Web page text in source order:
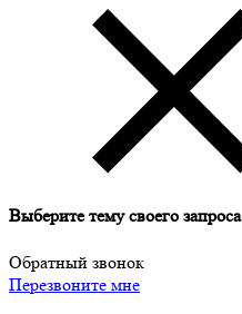
Выберите тему своего запроса
Обратный звонок
Перезвоните мне